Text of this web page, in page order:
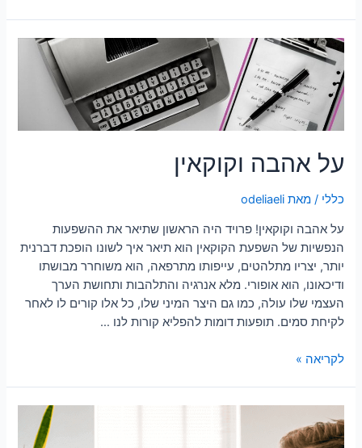
על אהבה וקוקאין
כללי / מאתodeliaeli
על אהבה וקוקאין! פרויד היה הראשון שתיאר את ההשפעות
הנפשיות של השפעת הקוקאין הוא תיאר איך לשונו הופכת דברנית
יותר, יצריו מתלהטים, עייפותו מתרפאה, הוא משוחרר מבושתו
ודיכאונו, הוא אופורי. מלא אנרגיה והתלהבות ותחושת הערך
העצמי שלו עולה, כמו גם היצר המיני שלו, כל אלו קורים לו לאחר
לקיחת סמים. תופעות דומות להפליא קורות לנו …
לקריאה »